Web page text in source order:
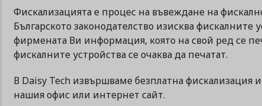
Фискализацията е процес на въвеждане на
Българското законодателство изисква
фирмената Ви информация, която на свой ред се
фискалните устройства се очаква да печатат.
В Daisy Tech извършваме безплатна фискализация
нашия офис или интернет сайт.